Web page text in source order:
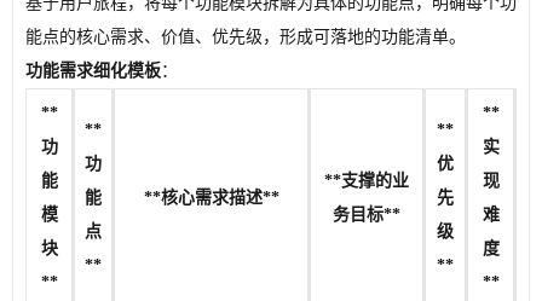
能点的核心需求、价值、优先级，形成可落地的功能清单。
功能需求细化模板：
**
功
能
模
块
**
**
功
能
点
**
**核心需求描述**
**支撑的业
务目标**
**
优
先
级
**
**
实
现
难
度
**